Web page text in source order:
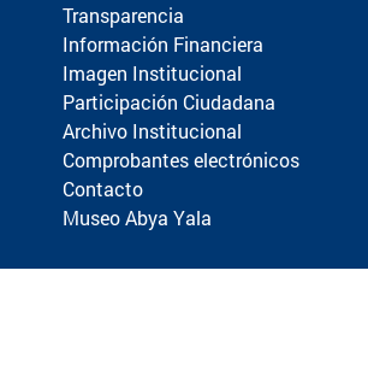
Transparencia
Información Financiera
Imagen Institucional
Participación Ciudadana
Archivo Institucional
Comprobantes electrónicos
Contacto
Museo Abya Yala